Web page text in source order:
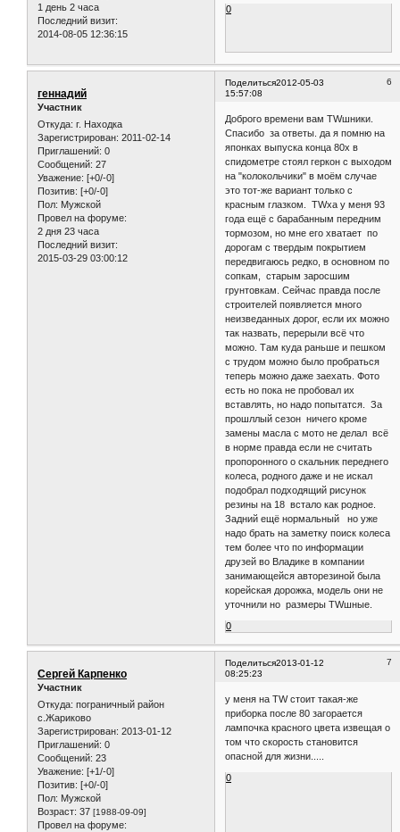
1 день 2 часа
Последний визит:
2014-08-05 12:36:15
0
Поделиться 6
2012-05-03
15:57:08
геннадий
Участник
Откуда: г. Находка
Зарегистрирован: 2011-02-14
Приглашений: 0
Сообщений: 27
Уважение: [+0/-0]
Позитив: [+0/-0]
Пол: Мужской
Провел на форуме:
2 дня 23 часа
Последний визит:
2015-03-29 03:00:12
Доброго времени вам TWшники.
Спасибо за ответы. да я помню на
японках выпуска конца 80х в
спидометре стоял геркон с выходом
на "колокольчики" в моём случае
это тот-же вариант только с
красным глазком. ТWха у меня 93
года ещё с барабанным передним
тормозом, но мне его хватает по
дорогам с твердым покрытием
передвигаюсь редко, в основном по
сопкам, старым заросшим
грунтовкам. Сейчас правда после
строителей появляется много
неизведанных дорог, если их можно
так назвать, перерыли всё что
можно. Там куда раньше и пешком
с трудом можно было пробраться
теперь можно даже заехать. Фото
есть но пока не пробовал их
вставлять, но надо попытатся. За
прошллый сезон ничего кроме
замены масла с мото не делал всё
в норме правда если не считать
пропоронного о скальник переднего
колеса, родного даже и не искал
подобрал подходящий рисунок
резины на 18 встало как родное.
Задний ещё нормальный но уже
надо брать на заметку поиск колеса
тем более что по информации
друзей во Владике в компании
занимающейся авторезиной была
корейская дорожка, модель они не
уточнили но размеры TWшные.
0
Поделиться 7
2013-01-12
08:25:23
Сергей Карпенко
Участник
Откуда: пограничный район
с.Жариково
Зарегистрирован: 2013-01-12
Приглашений: 0
Сообщений: 23
Уважение: [+1/-0]
Позитив: [+0/-0]
Пол: Мужской
Возраст: 37 [1988-09-09]
Провел на форуме:
у меня на TW стоит такая-же
приборка после 80 загорается
лампочка красного цвета извещая о
том что скорость становится
опасной для жизни.....
0